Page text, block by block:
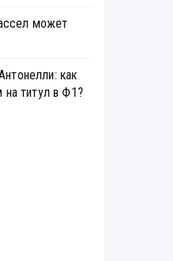
может
как
на титул в Ф1?